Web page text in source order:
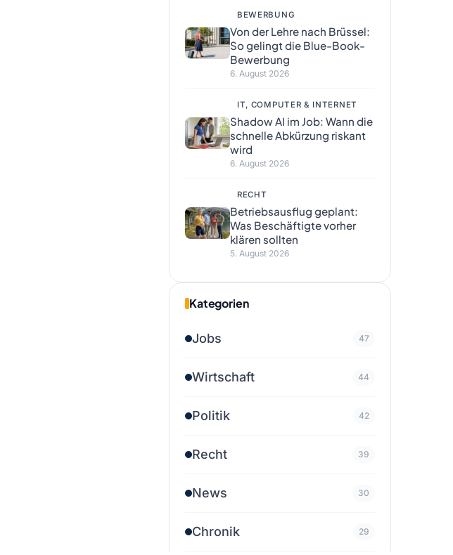
BEWERBUNG
Von der Lehre nach Brüssel:
So gelingt die Blue-Book-
Bewerbung
6. August 2026
IT, COMPUTER & INTERNET
Shadow AI im Job: Wann die
schnelle Abkürzung riskant
wird
6. August 2026
RECHT
Betriebsausflug geplant:
Was Beschäftigte vorher
klären sollten
5. August 2026
Kategorien
Jobs 47
Wirtschaft 44
Politik 42
Recht 39
News 30
Chronik 29